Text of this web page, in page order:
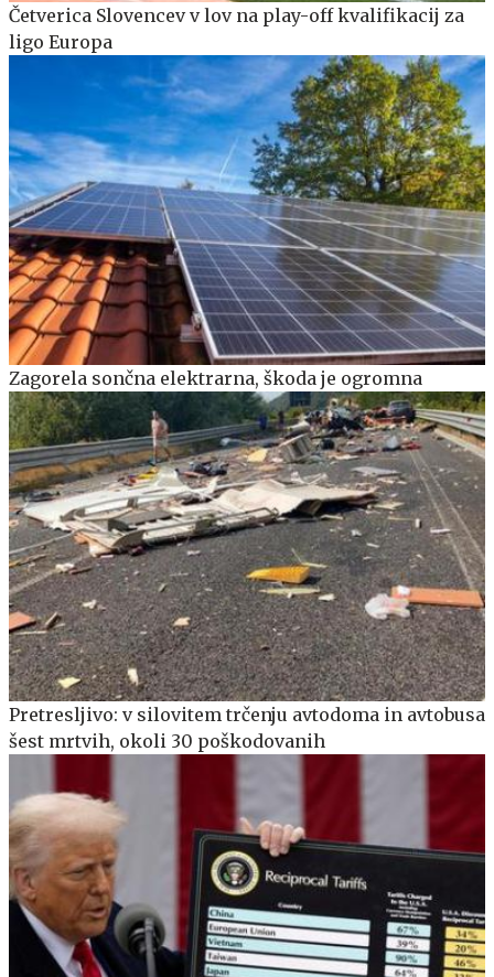
Četverica Slovencev v lov na play-off kvalifikacij za
ligo Europa
Zagorela sončna elektrarna, škoda je ogromna
Pretresljivo: v silovitem trčenju avtodoma in avtobusa
šest mrtvih, okoli 30 poškodovanih